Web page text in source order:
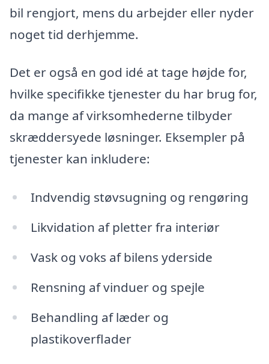
bil rengjort, mens du arbejder eller nyder
noget tid derhjemme.
Det er også en god idé at tage højde for,
hvilke specifikke tjenester du har brug for,
da mange af virksomhederne tilbyder
skræddersyede løsninger. Eksempler på
tjenester kan inkludere:
Indvendig støvsugning og rengøring
Likvidation af pletter fra interiør
Vask og voks af bilens yderside
Rensning af vinduer og spejle
Behandling af læder og
plastikoverflader